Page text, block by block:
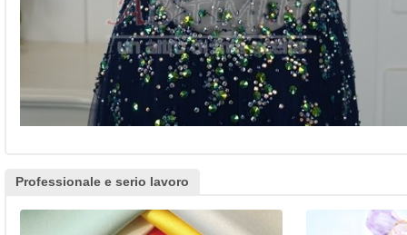
Professionale e serio lavoro